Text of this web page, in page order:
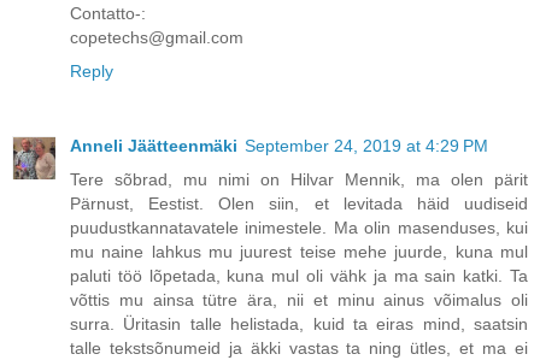
Contatto-:
copetechs@gmail.com
Reply
Anneli Jäätteenmäki September 24, 2019 at 4:29 PM
Tere sõbrad, mu nimi on Hilvar Mennik, ma olen pärit
Pärnust, Eestist. Olen siin, et levitada häid uudiseid
puudustkannatavatele inimestele. Ma olin masenduses, kui
mu naine lahkus mu juurest teise mehe juurde, kuna mul
paluti töö lõpetada, kuna mul oli vähk ja ma sain katki. Ta
võttis mu ainsa tütre ära, nii et minu ainus võimalus oli
surra. Üritasin talle helistada, kuid ta eiras mind, saatsin
talle tekstsõnumeid ja äkki vastas ta ning ütles, et ma ei